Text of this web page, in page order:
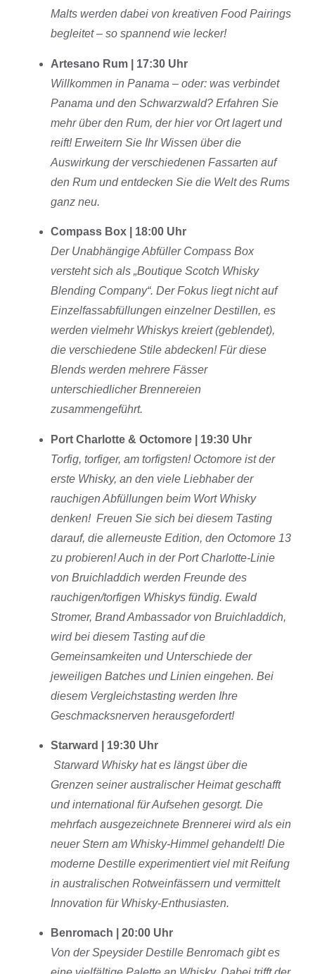
Malts werden dabei von kreativen Food Pairings
begleitet – so spannend wie lecker!
Artesano Rum | 17:30 Uhr
Willkommen in Panama – oder: was verbindet
Panama und den Schwarzwald? Erfahren Sie
mehr über den Rum, der hier vor Ort lagert und
reift! Erweitern Sie Ihr Wissen über die
Auswirkung der verschiedenen Fassarten auf
den Rum und entdecken Sie die Welt des Rums
ganz neu.
Compass Box | 18:00 Uhr
Der Unabhängige Abfüller Compass Box
versteht sich als „Boutique Scotch Whisky
Blending Company“. Der Fokus liegt nicht auf
Einzelfassabfüllungen einzelner Destillen, es
werden vielmehr Whiskys kreiert (geblendet),
die verschiedene Stile abdecken! Für diese
Blends werden mehrere Fässer
unterschiedlicher Brennereien
zusammengeführt.
Port Charlotte & Octomore | 19:30 Uhr
Torfig, torfiger, am torfigsten! Octomore ist der
erste Whisky, an den viele Liebhaber der
rauchigen Abfüllungen beim Wort Whisky
denken! Freuen Sie sich bei diesem Tasting
darauf, die allerneuste Edition, den Octomore 13
zu probieren! Auch in der Port Charlotte-Linie
von Bruichladdich werden Freunde des
rauchigen/torfigen Whiskys fündig. Ewald
Stromer, Brand Ambassador von Bruichladdich,
wird bei diesem Tasting auf die
Gemeinsamkeiten und Unterschiede der
jeweiligen Batches und Linien eingehen. Bei
diesem Vergleichstasting werden Ihre
Geschmacksnerven herausgefordert!
Starward | 19:30 Uhr
Starward Whisky hat es längst über die
Grenzen seiner australischer Heimat geschafft
und international für Aufsehen gesorgt. Die
mehrfach ausgezeichnete Brennerei wird als ein
neuer Stern am Whisky-Himmel gehandelt! Die
moderne Destille experimentiert viel mit Reifung
in australischen Rotweinfässern und vermittelt
Innovation für Whisky-Enthusiasten.
Benromach | 20:00 Uhr
Von der Speysider Destille Benromach gibt es